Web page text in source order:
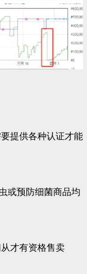
提供各种认证才能
或预防细菌商品均
才有资格售卖